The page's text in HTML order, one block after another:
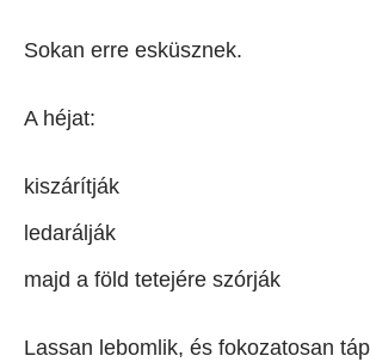
Sokan erre esküsznek.
A héjat:
kiszárítják
ledarálják
majd a föld tetejére szórják
Lassan lebomlik, és fokozatosan